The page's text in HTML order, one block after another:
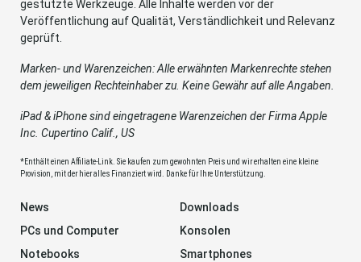
gestützte Werkzeuge. Alle Inhalte werden vor der
Veröffentlichung auf Qualität, Verständlichkeit und Relevanz
geprüft.
Marken- und Warenzeichen: Alle erwähnten Markenrechte stehen
dem jeweiligen Rechteinhaber zu. Keine Gewähr auf alle Angaben.
iPad & iPhone sind eingetragene Warenzeichen der Firma Apple
Inc. Cupertino Calif., US
*Enthält einen Affiliate-Link. Sie kaufen zum gewohnten Preis und wir erhalten eine kleine
Provision, mit der hier alles Finanziert wird. Danke für Ihre Unterstützung.
News
Downloads
PCs und Computer
Konsolen
Notebooks
Smartphones